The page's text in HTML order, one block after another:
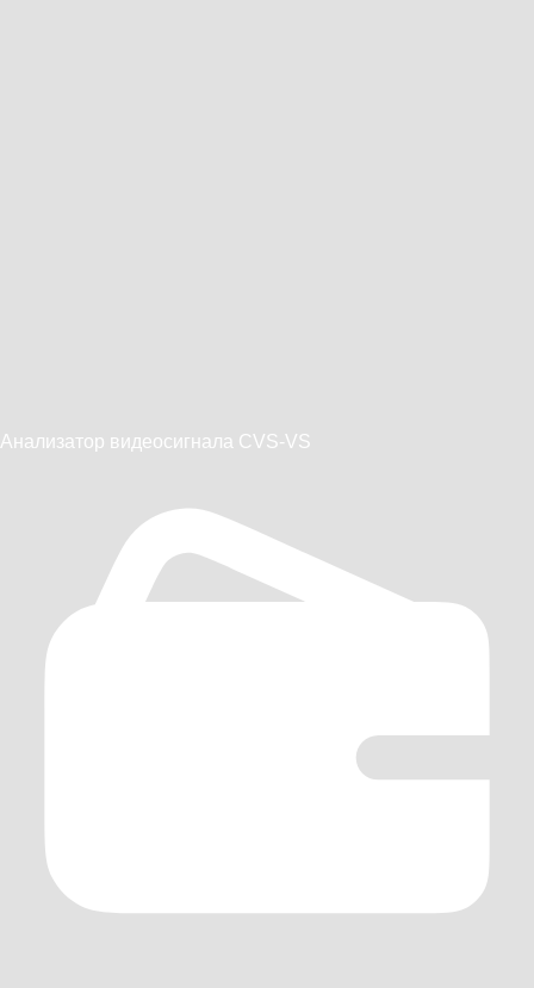
Анализатор видеосигнала CVS-VS